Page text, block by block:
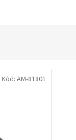
Kód: AM-81801